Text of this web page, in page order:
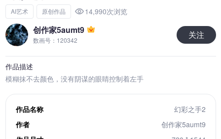
AI艺术 原创作品 14,990次浏览
创作家5aumt9
数画号：120342 关注
作品描述
模糊抹不去颜色，没有阴谋的眼睛控制着左手
作品名称
幻彩之手2
作者
创作家5aumt9